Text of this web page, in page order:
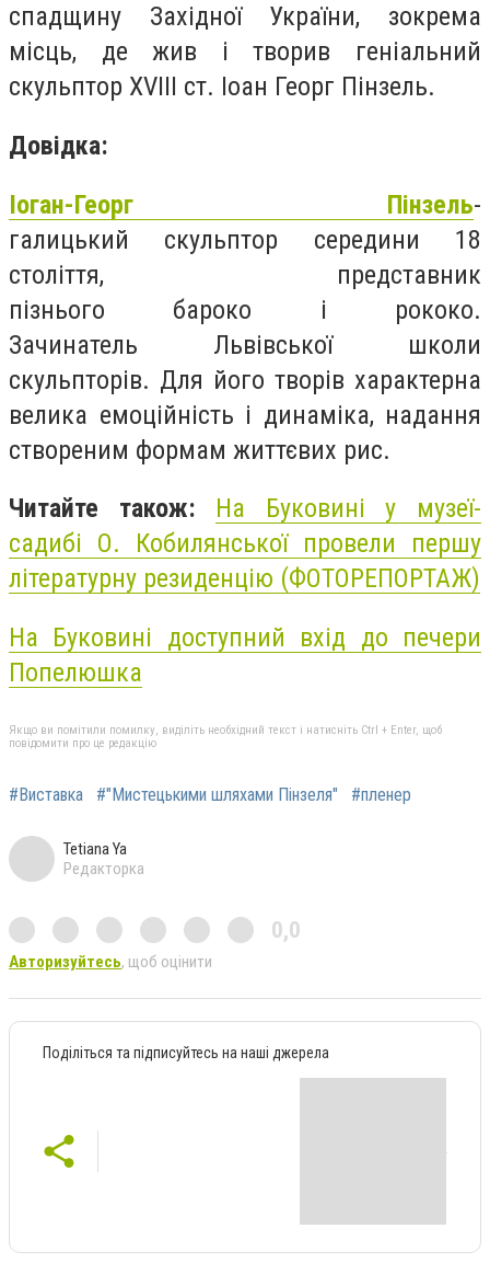
спадщину Західної України, зокрема
місць, де жив і творив геніальний
скульптор ХVІІІ ст. Іоан Георг Пінзель.
Довідка:
Іоган-Георг Пінзель-
галицький скульптор середини 18
століття, представник
пізнього бароко і рококо.
Зачинатель Львівської школи
скульпторів. Для його творів характерна
велика емоційність і динаміка, надання
створеним формам життєвих рис.
Читайте також: На Буковині у музеї-
садибі О. Кобилянської провели першу
літературну резиденцію (ФОТОРЕПОРТАЖ)
На Буковині доступний вхід до печери
Попелюшка
Якщо ви помітили помилку, виділіть необхідний текст і натисніть Ctrl + Enter, щоб
повідомити про це редакцію
#Виставка #"Мистецькими шляхами Пінзеля" #пленер
Tetiana Ya
Редакторка
0,0
Авторизуйтесь, щоб оцінити
Поділіться та підписуйтесь на наші джерела